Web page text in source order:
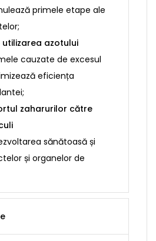
primele etape ale
azotului
cauzate de excesul
eficiența
zaharurilor către
sănătoasă și
și organelor de